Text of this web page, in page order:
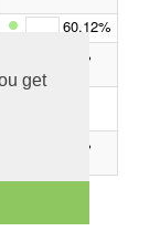
get
60.12%
51%
51%